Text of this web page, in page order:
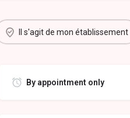
Il s'agit de mon établissement
By appointment only